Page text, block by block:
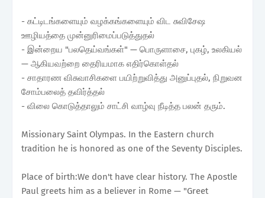
- கட்டிடங்களையும் வழக்கங்களையும் விட சுவிசேஷ
ஊழியத்தை முன்னுரிமைப்படுத்துதல்
- இன்றைய "பலதெய்வங்கள்" — பொருளாசை, புகழ், உலகியல்
— ஆகியவற்றை தைரியமாக எதிர்கொள்தல்
- சாதாரண விசுவாசிகளை பயிற்றுவித்து அனுப்புதல், நிறுவன
சோம்பலைத் தவிர்த்தல்
- விலை கொடுத்தாலும் சாட்சி வாழ்வு நீடித்த பலன் தரும்.
Missionary Saint Olympas. In the Eastern church
tradition he is honored as one of the Seventy Disciples.
Place of birth:We don't have clear history. The Apostle
Paul greets him as a believer in Rome — "Greet